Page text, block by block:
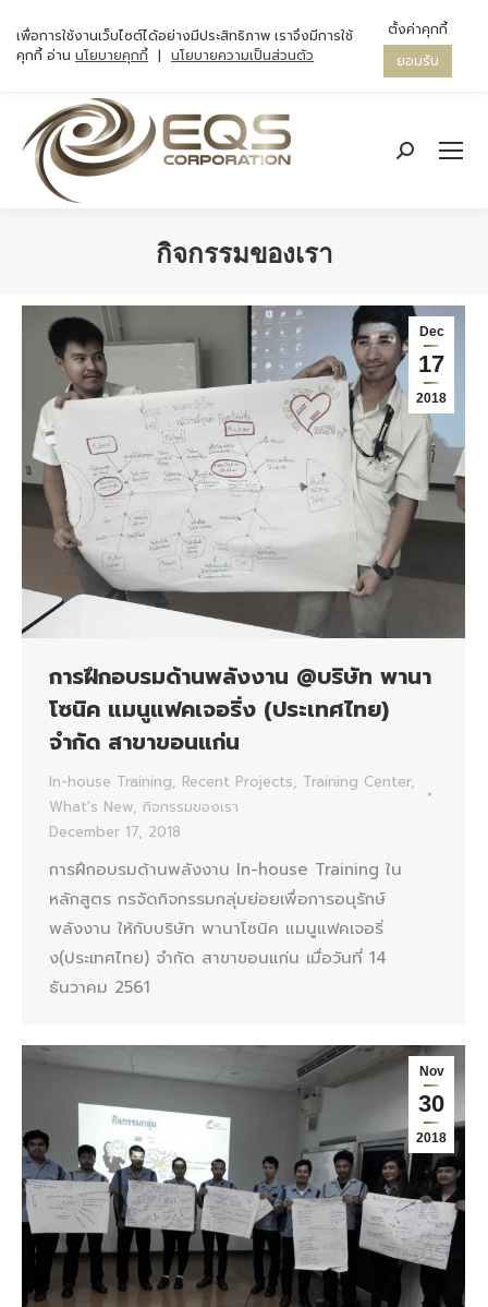
Search:
กิจกรรมของเรา
Dec
17
2018
การฝึกอบรมด้านพลังงาน @บริษัท พานา
โซนิค แมนูแฟคเจอริ่ง (ประเทศไทย)
จำกัด สาขาขอนแก่น
In-house Training, Recent Projects, Training Center,
What's New, กิจกรรมของเรา
December 17, 2018
การฝึกอบรมด้านพลังงาน In-house Training ใน
หลักสูตร กรจัดกิจกรรมกลุ่มย่อยเพื่อการอนุรักษ์
พลังงาน ให้กับบริษัท พานาโซนิค แมนูแฟคเจอริ่
ง(ประเทศไทย) จำกัด สาขาขอนแก่น เมื่อวันที่ 14
ธันวาคม 2561
Nov
30
2018
เพื่อการใช้งานเว็บไซต์ได้อย่างมีประสิทธิภาพ เราจึงมีการใช้
คุกกี้ อ่าน นโยบายคุกกี้ | นโยบายความเป็นส่วนตัว
ตั้งค่าคุกกี้
ยอมรับ